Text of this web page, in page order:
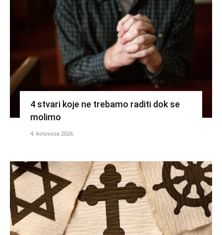
4 stvari koje ne trebamo raditi dok se
molimo
4. kolovoza 2026.